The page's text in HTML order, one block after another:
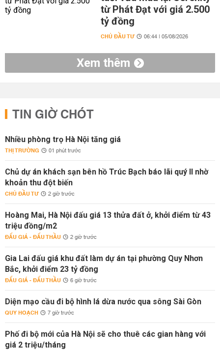
từ Phát Đạt với giá 2.500
tỷ đồng
CHỦ ĐẦU TƯ 06:44 | 05/08/2026
Xem thêm
TIN GIỜ CHÓT
Nhiều phòng trọ Hà Nội tăng giá
THỊ TRƯỜNG 01 phút trước
Chủ dự án khách sạn bên hồ Trúc Bạch báo lãi quý II nhờ
khoản thu đột biến
CHỦ ĐẦU TƯ 2 giờ trước
Hoàng Mai, Hà Nội đấu giá 13 thửa đất ở, khởi điểm từ 43
triệu đồng/m2
ĐẤU GIÁ - ĐẤU THẦU 2 giờ trước
Gia Lai đấu giá khu đất làm dự án tại phường Quy Nhơn
Bắc, khởi điểm 23 tỷ đồng
ĐẤU GIÁ - ĐẤU THẦU 6 giờ trước
Diện mạo cầu đi bộ hình lá dừa nước qua sông Sài Gòn
QUY HOẠCH 7 giờ trước
Phố đi bộ mới của Hà Nội sẽ cho thuê các gian hàng với
giá 2 triệu/tháng